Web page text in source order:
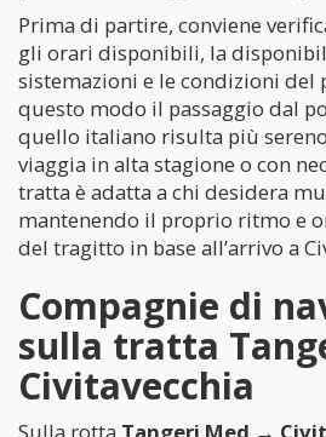
Prima di partire, conviene
gli orari disponibili, la
sistemazioni e le condizioni
questo modo il passaggio dal
quello italiano risulta più
viaggia in alta stagione o con
tratta è adatta a chi desidera
mantenendo il proprio ritmo e
del tragitto in base all’arrivo a
Compagnie di
sulla tratta
Civitavecchia
Sulla rotta Tangeri Med →